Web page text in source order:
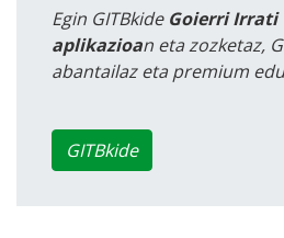
Egin GITBkide Goierri Irrati
aplikazioan eta zozketaz,
abantailaz eta premium
GITBkide